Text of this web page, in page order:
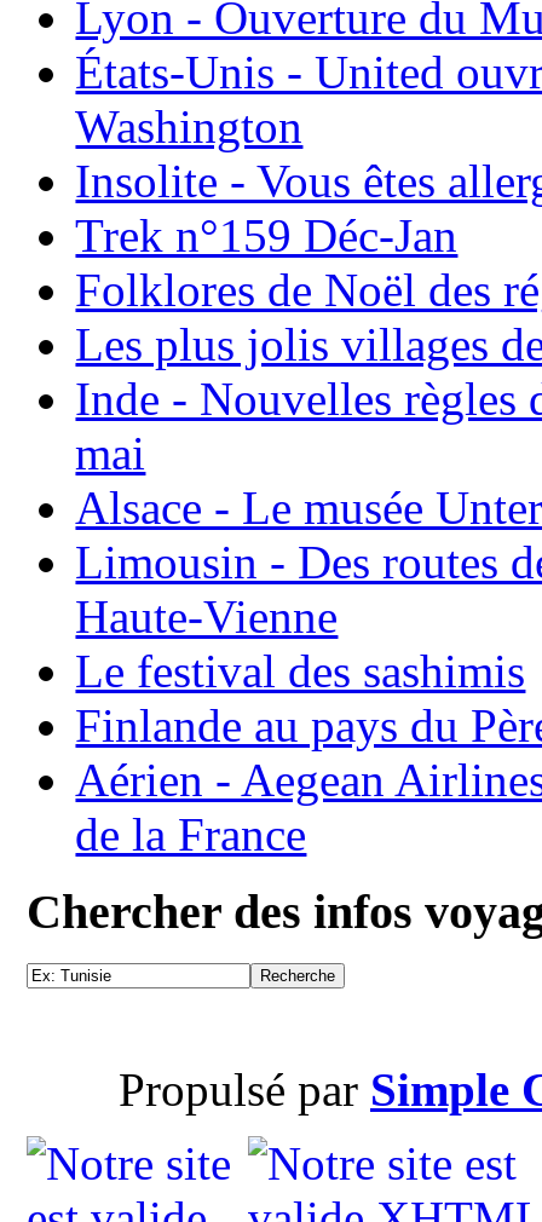
Lyon - Ouverture du
États-Unis - United
Washington
Insolite - Vous êtes
Trek n°159 Déc-Jan
Folklores de Noël des
Les plus jolis villages
Inde - Nouvelles règles
mai
Alsace - Le musée
Limousin - Des routes
Haute-Vienne
Le festival des sashimis
Finlande au pays du
Aérien - Aegean
de la France
Chercher des infos
Propulsé par Simple